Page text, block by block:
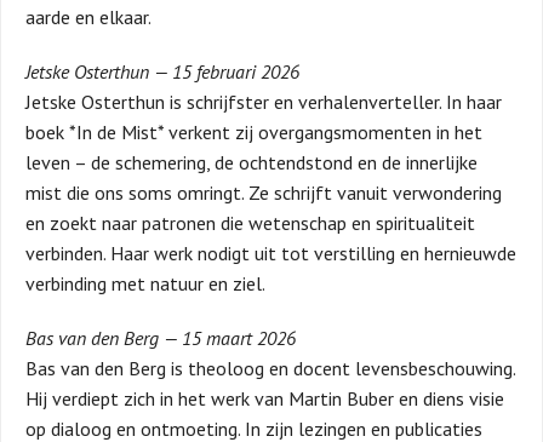
aarde en elkaar.
Jetske Osterthun — 15 februari 2026
Jetske Osterthun is schrijfster en verhalenverteller. In haar
boek *In de Mist* verkent zij overgangsmomenten in het
leven – de schemering, de ochtendstond en de innerlijke
mist die ons soms omringt. Ze schrijft vanuit verwondering
en zoekt naar patronen die wetenschap en spiritualiteit
verbinden. Haar werk nodigt uit tot verstilling en hernieuwde
verbinding met natuur en ziel.
Bas van den Berg — 15 maart 2026
Bas van den Berg is theoloog en docent levensbeschouwing.
Hij verdiept zich in het werk van Martin Buber en diens visie
op dialoog en ontmoeting. In zijn lezingen en publicaties